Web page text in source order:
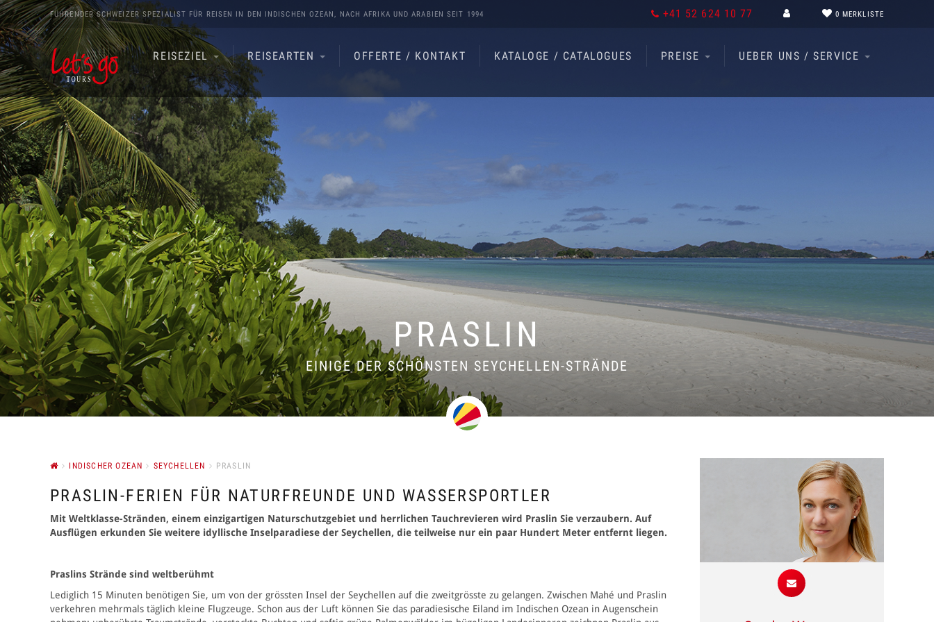
FÜHRENDER SCHWEIZER SPEZIALIST FÜR REISEN IN DEN INDISCHEN OZEAN, NACHAFRIKA UNDARABIEN SEIT 1994 +41 52 624 10 77 0 MERKLISTE
REISEZIEL REISEARTEN OFFERTE / KONTAKT KATALOGE / CATALOGUES PREISE UEBER UNS / SERVICE
EINIGE DER SCHÖNSTEN SEYCHELLEN-STRÄNDE
PRASLIN
INDISCHER OZEAN SEYCHELLEN PRASLIN
PRASLIN-FERIEN FÜR NATURFREUNDE UND WASSERSPORTLER
Mit Weltklasse-Stränden, einem einzigartigen Naturschutzgebiet und herrlichen Tauchrevieren wird Praslin Sie verzaubern. Auf
Ausflügen erkunden Sie weitere idyllische Inselparadiese der Seychellen, die teilweise nur ein paar Hundert Meter entfernt liegen.
Praslins Strände sind weltberühmt
Lediglich 15 Minuten benötigen Sie, um von der grössten Insel der Seychellen auf die zweitgrösste zu gelangen. Zwischen Mahé und Praslin
verkehren mehrmals täglich kleine Flugzeuge. Schon aus der Luft können Sie das paradiesische Eiland im Indischen Ozean in Augenschein